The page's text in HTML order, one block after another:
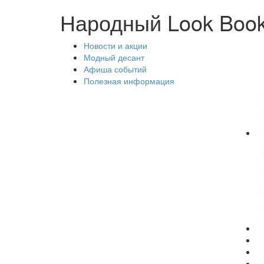
Народный Look
Новости и акции
Модный десант
Афиша событий
Полезная информация